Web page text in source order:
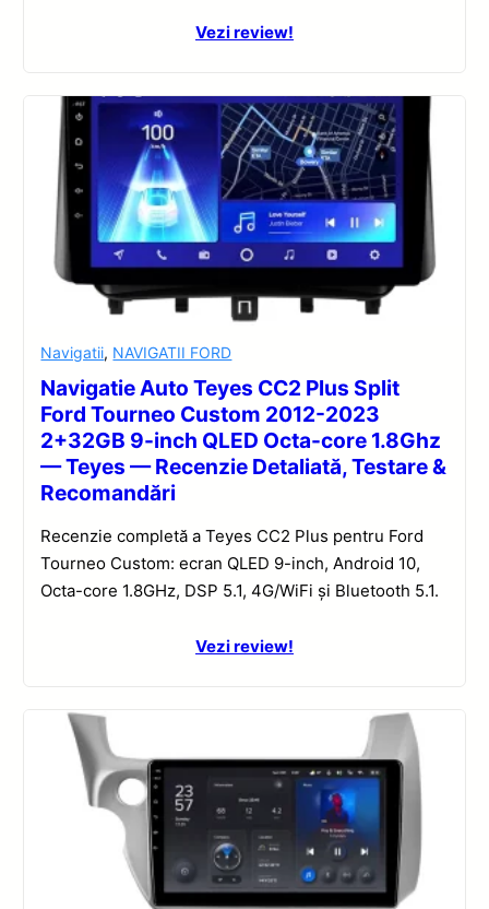
Vezi review!
Navigatii, NAVIGATII FORD
Navigatie Auto Teyes CC2 Plus Split
Ford Tourneo Custom 2012-2023
2+32GB 9-inch QLED Octa-core 1.8Ghz
— Teyes — Recenzie Detaliată, Testare &
Recomandări
Recenzie completă a Teyes CC2 Plus pentru Ford
Tourneo Custom: ecran QLED 9-inch, Android 10,
Octa-core 1.8GHz, DSP 5.1, 4G/WiFi și Bluetooth 5.1.
Vezi review!